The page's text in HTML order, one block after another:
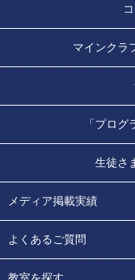
マインクラ
「プログ
生徒さ
メディア掲載実績
よくあるご質問
教室を探す